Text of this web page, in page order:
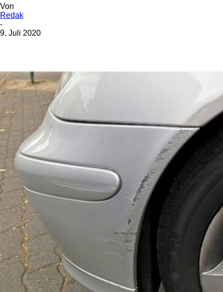
Von
Redak
-
9. Juli 2020